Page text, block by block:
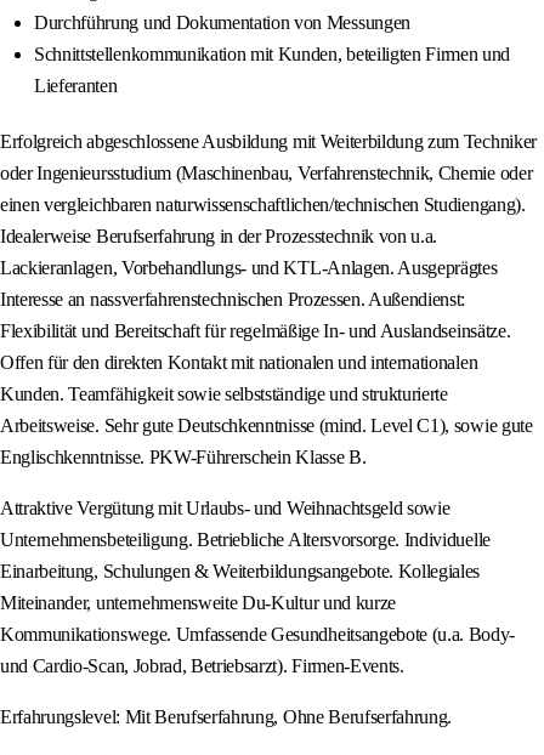
Durchführung und Dokumentation von Messungen
Schnittstellenkommunikation mit Kunden, beteiligten Firmen und
Lieferanten
Erfolgreich abgeschlossene Ausbildung mit Weiterbildung zum Techniker
oder Ingenieursstudium (Maschinenbau, Verfahrenstechnik, Chemie oder
einen vergleichbaren naturwissenschaftlichen/technischen Studiengang).
Idealerweise Berufserfahrung in der Prozesstechnik von u.a.
Lackieranlagen, Vorbehandlungs- und KTL-Anlagen. Ausgeprägtes
Interesse an nassverfahrenstechnischen Prozessen. Außendienst:
Flexibilität und Bereitschaft für regelmäßige In- und Auslandseinsätze.
Offen für den direkten Kontakt mit nationalen und internationalen
Kunden. Teamfähigkeit sowie selbstständige und strukturierte
Arbeitsweise. Sehr gute Deutschkenntnisse (mind. Level C1), sowie gute
Englischkenntnisse. PKW-Führerschein Klasse B.
Attraktive Vergütung mit Urlaubs- und Weihnachtsgeld sowie
Unternehmensbeteiligung. Betriebliche Altersvorsorge. Individuelle
Einarbeitung, Schulungen & Weiterbildungsangebote. Kollegiales
Miteinander, unternehmensweite Du-Kultur und kurze
Kommunikationswege. Umfassende Gesundheitsangebote (u.a. Body-
und Cardio-Scan, Jobrad, Betriebsarzt). Firmen-Events.
Erfahrungslevel: Mit Berufserfahrung, Ohne Berufserfahrung.